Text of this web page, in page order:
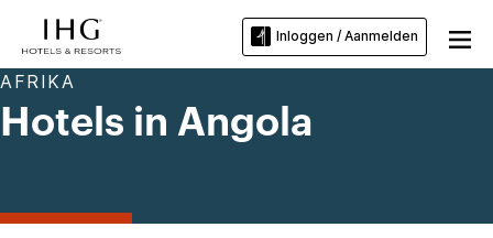
Inloggen / Aanmelden
AFRIKA
Hotels in Angola